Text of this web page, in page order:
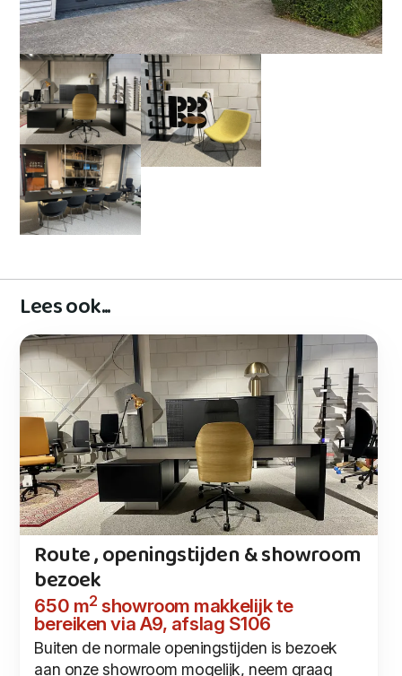
Lees ook...
Route , openingstijden & showroom
bezoek
650 m2 showroom makkelijk te
bereiken via A9, afslag S106
Buiten de normale openingstijden is bezoek
aan onze showroom mogelijk, neem graag